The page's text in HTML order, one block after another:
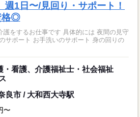
週1日〜/見回り・サポート！
格◎
護をするお仕事です 具体的には 夜間の見守
サポート お手洗いのサポート 身の回りの
・看護、介護福祉士・社会福祉
良市 / 大和西大寺駅
〜